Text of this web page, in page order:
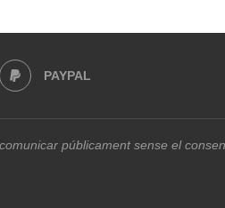
PAYPAL
públicament sense el